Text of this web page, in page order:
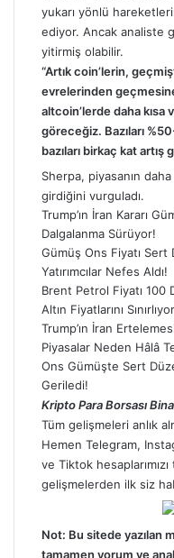
yukarı yönlü
ediyor. Ancak analiste
yitirmiş olabilir.
“Artık coin’lerin,
evrelerinden
altcoin’lerde daha
göreceğiz. Bazıları
bazıları birkaç kat artış
Sherpa, piyasanın
girdiğini vurguladı.
Trump’ın İran Kararı
Dalgalanma Sürüyor!
Gümüş Ons Fiyatı Sert
Yatırımcılar Nefes Aldı!
Brent Petrol Fiyatı 100
Altın Fiyatlarını
Trump’ın İran
Piyasalar Neden Hâlâ
Ons Gümüşte Sert
Geriledi!
Kripto Para Borsası
Tüm gelişmeleri anlık
Hemen Telegram,
ve Tiktok
gelişmelerden ilk siz
Not: Bu sitede yazılan
tamamen yorum ve